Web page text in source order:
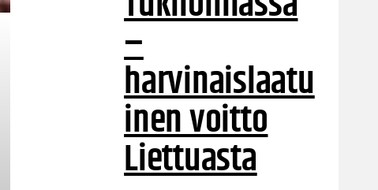
–
harvinaislaatu
inen voitto
Liettuasta